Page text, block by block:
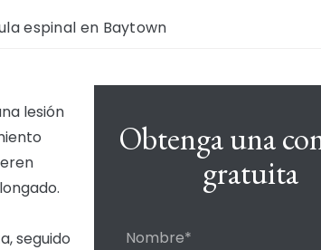
espinal en Baytown
lesión
seguido
Obtenga una
gratuita